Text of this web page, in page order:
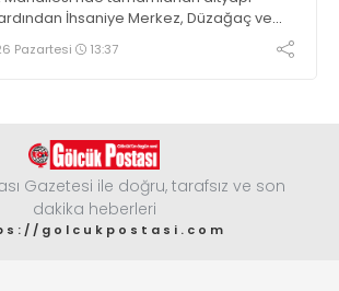
İhsaniye Merkez, Düzağaç ve
çalışmalarını sürdürüyor
Pazartesi 13:37
Gazetesi ile doğru, tarafsız ve son
dakika heberleri
golcukpostasi.com